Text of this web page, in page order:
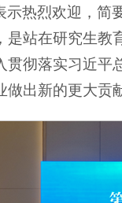
热烈欢迎，
站在研究生
彻落实习近
出新的更大贡